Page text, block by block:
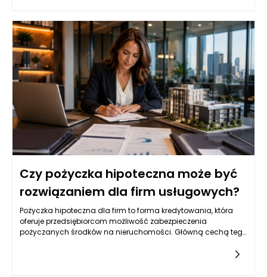
usług, co sprawia, że rynek wyceny nieruchomości jest
zróżnicowany i dynamiczny.
Czy pożyczka hipoteczna może być
rozwiązaniem dla firm usługowych?
Pożyczka hipoteczna dla firm to forma kredytowania, która
oferuje przedsiębiorcom możliwość zabezpieczenia
pożyczanych środków na nieruchomości. Główną cechą tego
posiadanych przez firmę lokali, budynków czy gruntów jako